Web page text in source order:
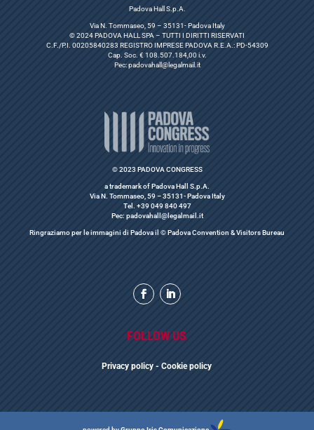
Padova Hall S.p.A.
Via N. Tommaseo, 59 – 35131- Padova Italy
© 2024 PADOVA HALL SPA – TUTTI I DIRITTI RISERVATI
C.F./P.I. 00205840283 REGISTRO IMPRESE PADOVA R.E.A.: PD-54309
Cap. Soc. € 108.507.184,00 i.v.
Pec:padovahall@legalmail.it
© 2023 PADOVA CONGRESS
a trademark of Padova Hall S.p.A.
Via N. Tommaseo, 59 – 35131- Padova Italy
Tel. +39 049 840 497
Pec: padovahall@legalmail.it
Ringraziamo per le immagini di Padova il © Padova Convention & Visitors Bureau
FOLLOW US
Privacy policy - Cookie policy